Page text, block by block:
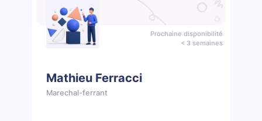
Prochaine disponibilité
< 3 semaines
Mathieu Ferracci
Marechal-ferrant